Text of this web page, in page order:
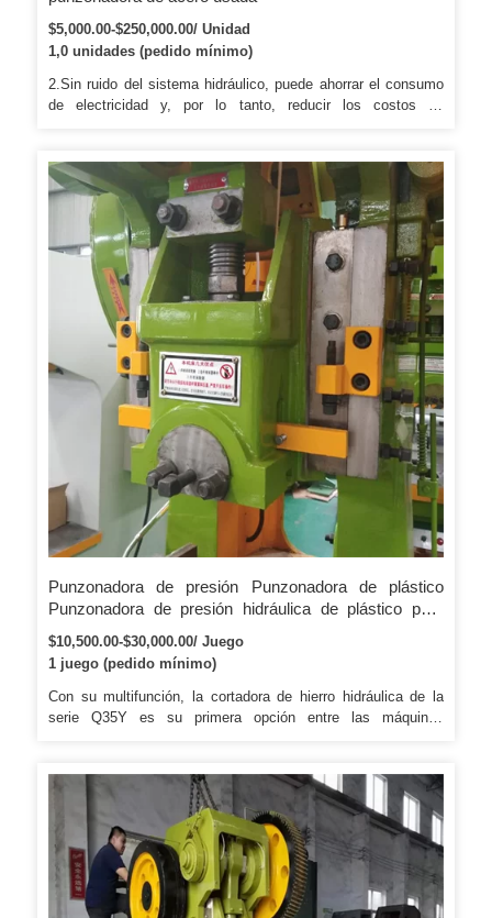
$5,000.00-$250,000.00/ Unidad
1,0 unidades (pedido mínimo)
2.Sin ruido del sistema hidráulico, puede ahorrar el consumo
de electricidad y, por lo tanto, reducir los costos de
un fabricante con una gran experiencia en I + D y producción
durante muchos años.
Punzonadora de presión Punzonadora de plástico
Punzonadora de presión hidráulica de plástico para
bolsas de chaleco
$10,500.00-$30,000.00/ Juego
1 juego (pedido mínimo)
Con su multifunción, la cortadora de hierro hidráulica de la
serie Q35Y es su primera opción entre las máquinas
mantenimiento. Sistema de enfriamiento de temperatura:
cuando la máquina está funcionando, puede leer la
temperatura del aceite a través de la pantalla de monitoreo.